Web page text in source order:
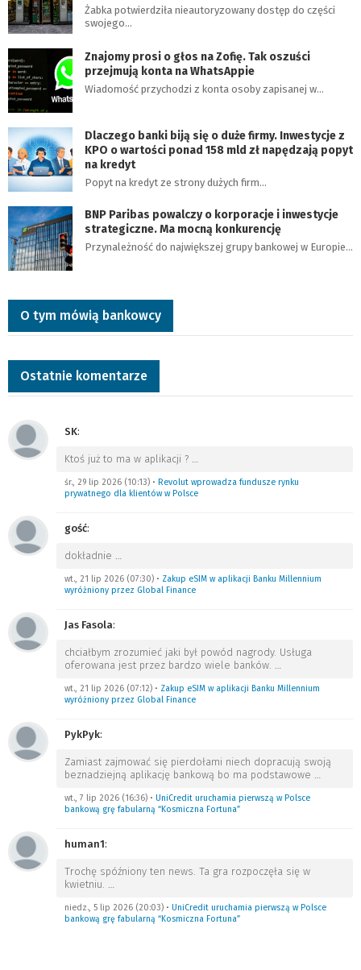
Żabka potwierdziła nieautoryzowany dostęp do części
swojego…
Znajomy prosi o głos na Zofię. Tak oszuści
przejmują konta na WhatsAppie
Wiadomość przychodzi z konta osoby zapisanej w…
Dlaczego banki biją się o duże firmy. Inwestycje z
KPO o wartości ponad 158 mld zł napędzają popyt
na kredyt
Popyt na kredyt ze strony dużych firm…
BNP Paribas powalczy o korporacje i inwestycje
strategiczne. Ma mocną konkurencję
Przynależność do największej grupy bankowej w Europie…
O tym mówią bankowcy
Ostatnie komentarze
SK:
Ktoś już to ma w aplikacji ? …
śr., 29 lip 2026 (10:13) • Revolut wprowadza fundusze rynku
prywatnego dla klientów w Polsce
gość:
dokładnie …
wt., 21 lip 2026 (07:30) • Zakup eSIM w aplikacji Banku Millennium
wyróżniony przez Global Finance
Jas Fasola:
chciałbym zrozumieć jaki był powód nagrody. Usługa
oferowana jest przez bardzo wiele banków. …
wt., 21 lip 2026 (07:12) • Zakup eSIM w aplikacji Banku Millennium
wyróżniony przez Global Finance
PykPyk:
Zamiast zajmować się pierdołami niech dopracują swoją
beznadziejną aplikację bankową bo ma podstawowe …
wt., 7 lip 2026 (16:36) • UniCredit uruchamia pierwszą w Polsce
bankową grę fabularną “Kosmiczna Fortuna”
human1:
Trochę spóźniony ten news. Ta gra rozpoczęła się w
kwietniu. …
niedz., 5 lip 2026 (20:03) • UniCredit uruchamia pierwszą w Polsce
bankową grę fabularną “Kosmiczna Fortuna”